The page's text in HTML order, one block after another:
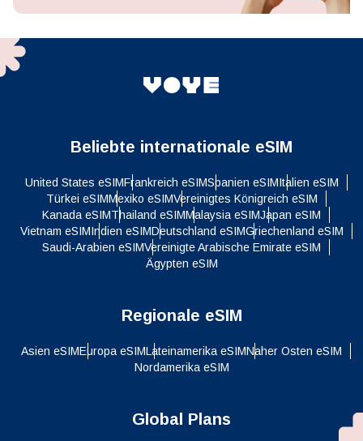
Beliebte internationale eSIM
United States eSIMFrankreich eSIMSpanien eSIMItalien eSIM
Türkei eSIMMexiko eSIMVereinigtes Königreich eSIM
Kanada eSIMThailand eSIMMalaysia eSIMJapan eSIM
Vietnam eSIMIndien eSIMDeutschland eSIMGriechenland eSIM
Saudi-Arabien eSIMVereinigte Arabische Emirate eSIM
Ägypten eSIM
Regionale eSIM
Asien eSIMEuropa eSIMLateinamerika eSIMNaher Osten eSIM
Nordamerika eSIM
Global Plans